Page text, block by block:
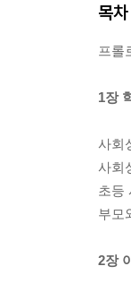
목차
프롤
1장
사회
사회
초등
부모
2장